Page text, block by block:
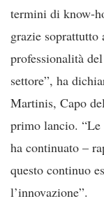
termini di know-
grazie soprattutto
professionalità
settore”, ha
Martinis, Capo
primo lancio. “Le
ha continuato –
questo continuo
l’innovazione”.